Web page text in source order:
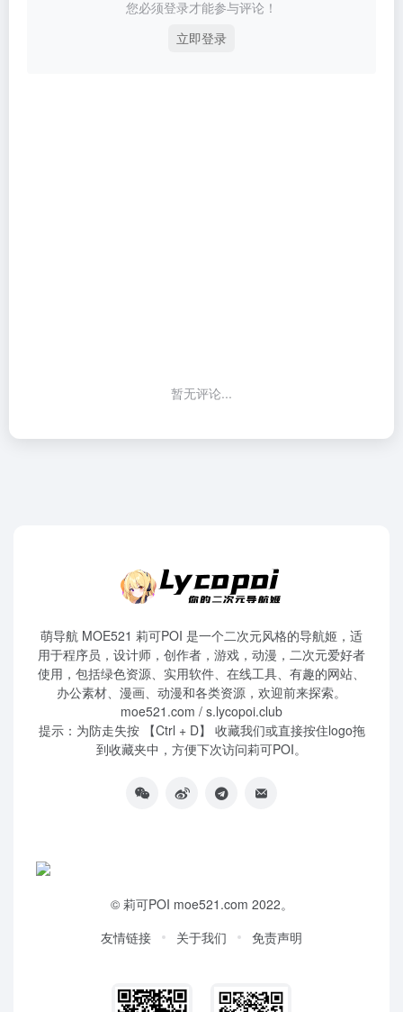
您必须登录才能参与评论！
立即登录
暂无评论...
萌导航 MOE521 莉可POI 是一个二次元风格的导航姬，适
用于程序员，设计师，创作者，游戏，动漫，二次元爱好者
使用，包括绿色资源、实用软件、在线工具、有趣的网站、
办公素材、漫画、动漫和各类资源，欢迎前来探索。
moe521.com / s.lycopoi.club
提示：为防走失按 【Ctrl + D】 收藏我们或直接按住logo拖
到收藏夹中，方便下次访问莉可POI。
© 莉可POI moe521.com 2022。
友情链接
关于我们 免责声明